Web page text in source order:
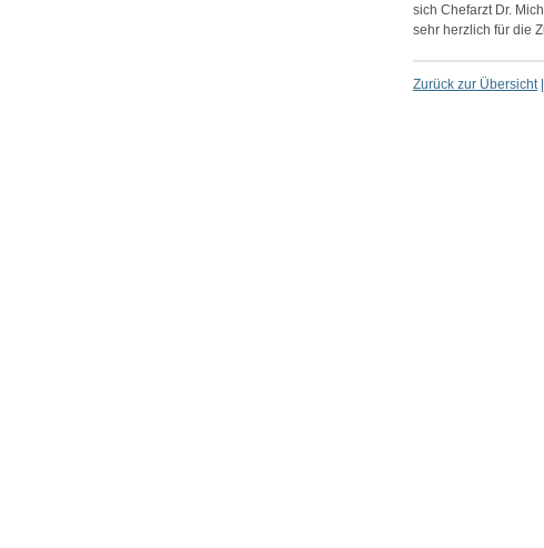
sich Chefarzt Dr.
sehr herzlich für die
Zurück zur Übersicht|